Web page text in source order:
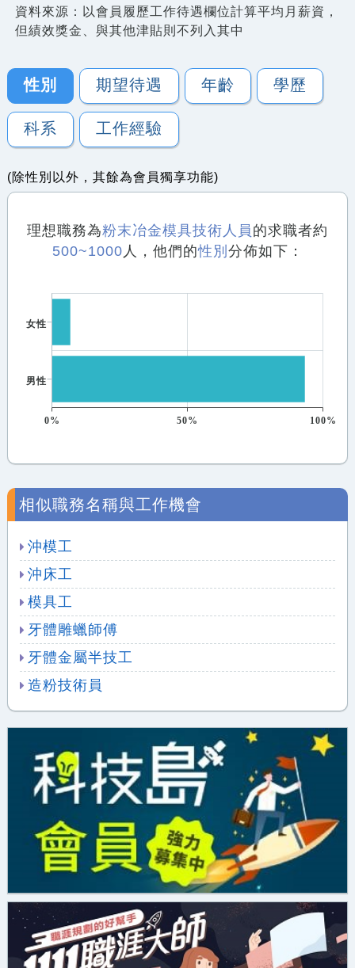
資料來源：以會員履歷工作待遇欄位計算平均月薪資，
但績效獎金、與其他津貼則不列入其中
性別 期望待遇 年齡 學歷
科系 工作經驗
(除性別以外，其餘為會員獨享功能)
理想職務為粉末冶金模具技術人員 的求職者約
500~1000 人，他們的性別 分佈如下：
女性
男性
0% 50% 100%
相似職務名稱與工作機會
沖模工
沖床工
模具工
牙體雕蠟師傅
牙體金屬半技工
造粉技術員